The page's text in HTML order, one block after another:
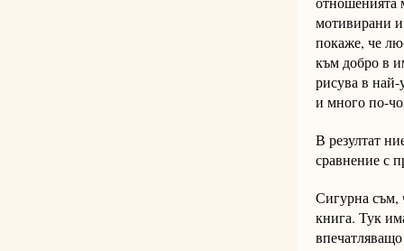
мотивирани и
покаже, че
към добро в
рисува в най-
и много по-
В резултат
сравнение с
Сигурна съм,
книга. Тук